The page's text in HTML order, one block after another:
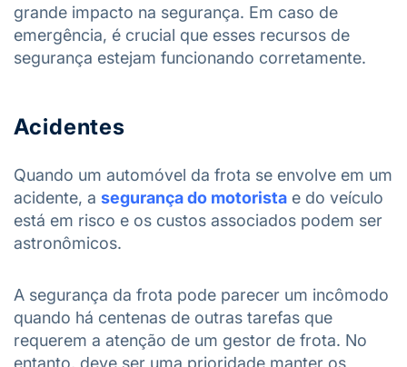
grande impacto na segurança. Em caso de
emergência, é crucial que esses recursos de
segurança estejam funcionando corretamente.
Acidentes
Quando um automóvel da frota se envolve em um
acidente, a segurança do motorista e do veículo
está em risco e os custos associados podem ser
astronômicos.
A segurança da frota pode parecer um incômodo
quando há centenas de outras tarefas que
requerem a atenção de um gestor de frota. No
entanto, deve ser uma prioridade manter os